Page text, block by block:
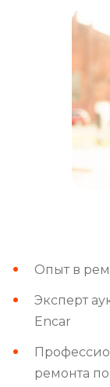
Опыт в
Эксперт
Encar
ремонта